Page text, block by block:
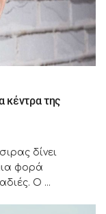
κέντρα της
δίνει
φορά
Ο ...